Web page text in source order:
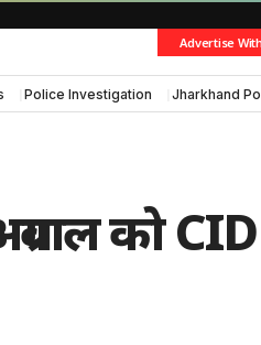
Advertise
Police Investigation Jharkhand
को CID